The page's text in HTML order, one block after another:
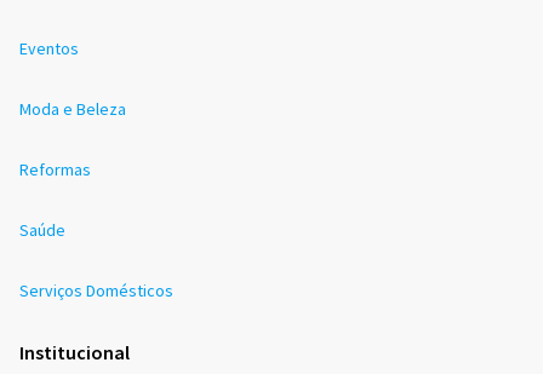
Eventos
Moda e Beleza
Reformas
Saúde
Serviços Domésticos
Institucional